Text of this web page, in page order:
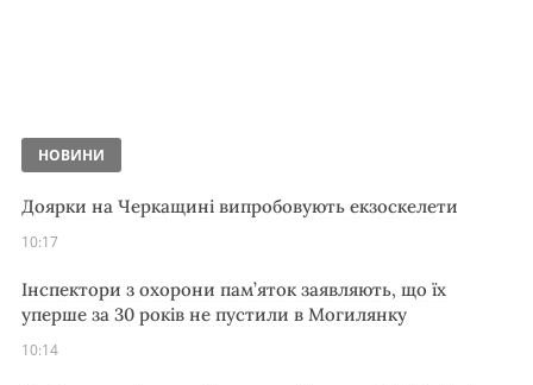
НОВИНИ
Доярки на Черкащині випробовують екзоскелети
10:17
Інспектори з охорони пам’яток заявляють, що їх
уперше за 30 років не пустили в Могилянку
10:14